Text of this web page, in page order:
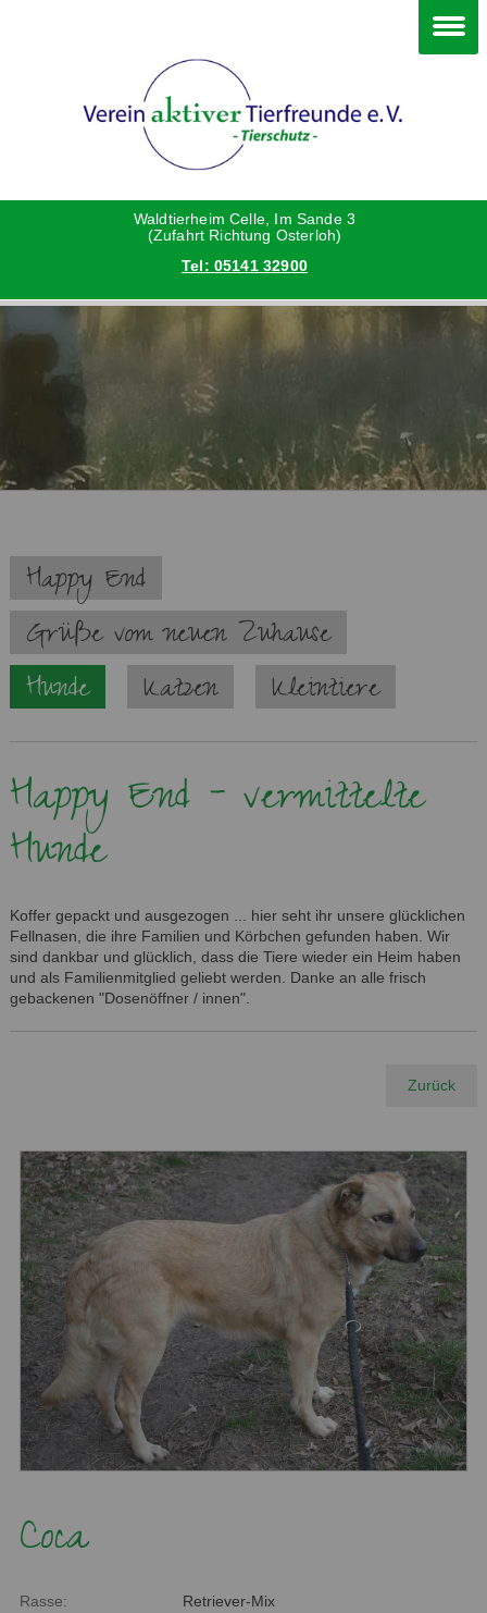
Waldtierheim Celle, Im Sande 3
(Zufahrt Richtung Osterloh)
Tel: 05141 32900
Navigation
überspringen
Happy End
Grüße vom neuen Zuhause
Hunde
Katzen Kleintiere
Happy End - vermittelte
Hunde
Koffer gepackt und ausgezogen ... hier seht ihr unsere glücklichen
Fellnasen, die ihre Familien und Körbchen gefunden haben. Wir
sind dankbar und glücklich, dass die Tiere wieder ein Heim haben
und als Familienmitglied geliebt werden. Danke an alle frisch
gebackenen "Dosenöffner / innen".
Zurück
Coca
Rasse: Retriever-Mix
Katzen
Vermittlungshilfe privat
Danke an die Helfer
Vorstand
Satzung